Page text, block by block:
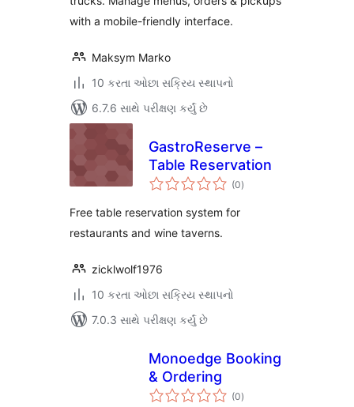
with a mobile-friendly interface.
Maksym Marko
10 કરતા ઓછા સક્રિય સ્થાપનો
6.7.6 સાથે પરીક્ષણ કર્યું છે
GastroReserve –
Table Reservation
(0કુલ
રેટિંગ્સ
)
Free table reservation system for
restaurants and wine taverns.
zicklwolf1976
10 કરતા ઓછા સક્રિય સ્થાપનો
7.0.3 સાથે પરીક્ષણ કર્યું છે
Monoedge Booking
& Ordering
(0કુલ
રેટિંગ્સ
)